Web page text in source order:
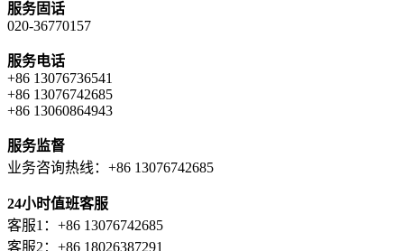
服务固话
020-36770157
服务电话
+86 13076736541
+86 13076742685
+86 13060864943
服务监督
业务咨询热线：+86 13076742685
24小时值班客服
客服1：+86 13076742685
客服2：+86 18026387291